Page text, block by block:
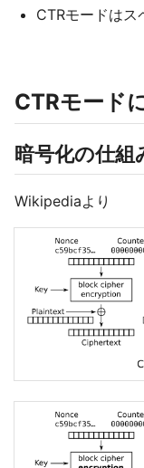
CTRモードはス
CTRモード
暗号化の仕組
Wikipediaより